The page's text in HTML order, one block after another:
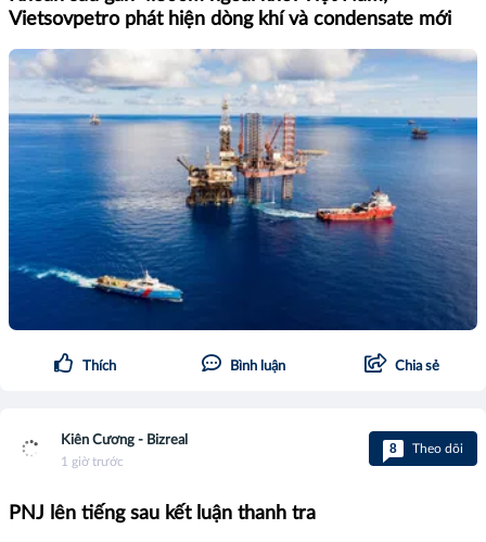
Vietsovpetro phát hiện dòng khí và condensate mới
Thích Bình luận Chia sẻ
Kiên Cương - Bizreal
1 giờ trước
8 Theo dõi
PNJ lên tiếng sau kết luận thanh tra